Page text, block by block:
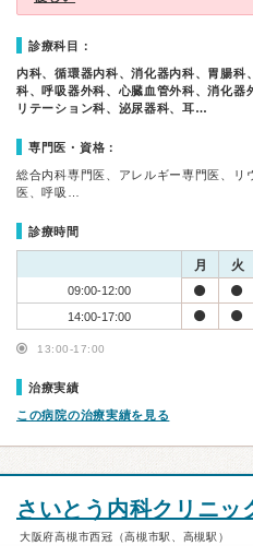
診療科目：
内科、循環器内科、消化器内科、胃腸
科、呼吸器外科、心臓血管外科、消化器
リテーション科、泌尿器科、耳…
専門医・資格：
総合内科専門医、アレルギー専門医、リ
医、呼吸…
診療時間
月 火
09:00-12:00
14:00-17:00
13:00-17:00
治療実績
この病院の治療実績を見る
さいとう内科クリニッ
大阪府高槻市西冠（高槻市駅、高槻駅）